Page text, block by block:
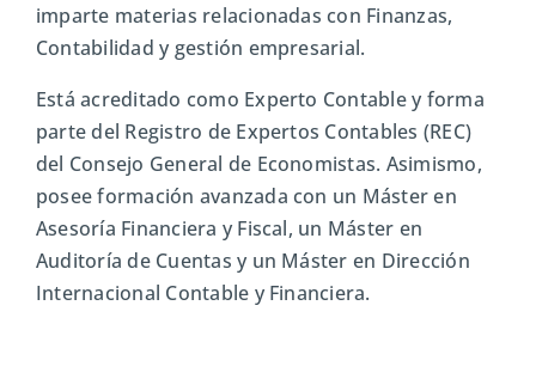
imparte materias relacionadas con Finanzas,
Contabilidad y gestión empresarial.
Está acreditado como Experto Contable y forma
parte del Registro de Expertos Contables (REC)
del Consejo General de Economistas. Asimismo,
posee formación avanzada con un Máster en
Asesoría Financiera y Fiscal, un Máster en
Auditoría de Cuentas y un Máster en Dirección
Internacional Contable y Financiera.